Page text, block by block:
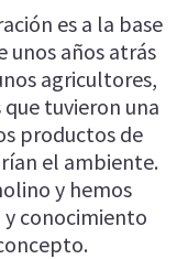
es a la base
unos años atrás
agricultores,
tuvieron una
productos de
el ambiente.
y hemos
conocimiento